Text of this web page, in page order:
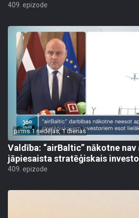
409. epizode
pirms 1 nedēļas, 1 dienas
Valdība: “airBaltic” nākotne
jāpiesaista stratēģiskais
409. epizode